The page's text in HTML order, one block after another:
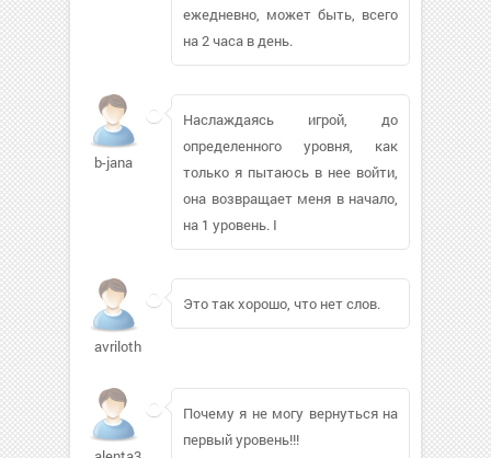
ежедневно, может быть, всего
на 2 часа в день.
b-jana
Наслаждаясь игрой, до
определенного уровня, как
только я пытаюсь в нее войти,
она возвращает меня в начало,
на 1 уровень. I
avrilothka118
Это так хорошо, что нет слов.
Почему я не могу вернуться на
первый уровень!!!